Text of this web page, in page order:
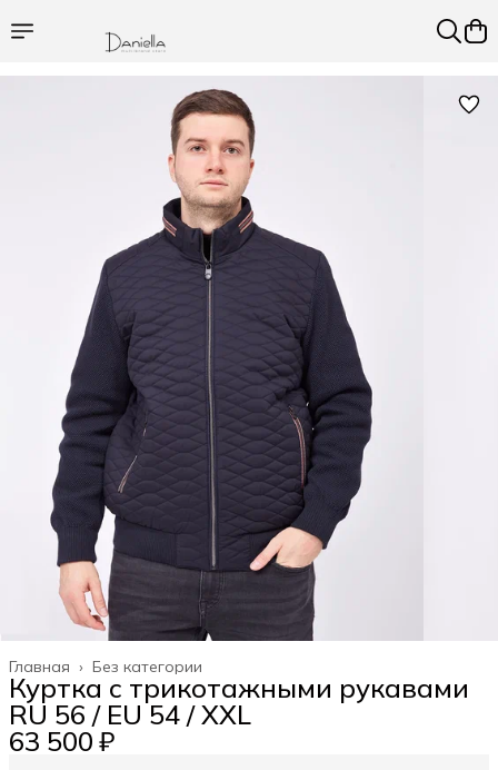
Без категории
Главная ›
Куртка с трикотажными рукавами
RU 56 / EU 54 / XXL
63 500 ₽